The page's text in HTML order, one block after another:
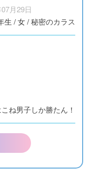
月29日
生 /女/秘密のカラス
ね男子しか勝たん！